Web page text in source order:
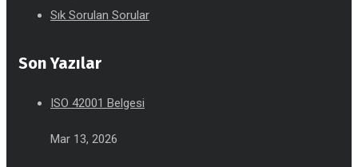
Sık Sorulan Sorular
Son Yazılar
ISO 42001 Belgesi
Mar 13, 2026